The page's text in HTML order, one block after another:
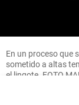
En un proceso que
sometido a altas
el lingote. FOTO